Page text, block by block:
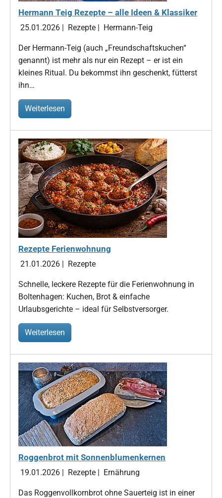
Hermann Teig Rezepte – alle Ideen & Klassiker
25.01.2026 | Rezepte | Hermann-Teig
Der Hermann-Teig (auch „Freundschaftskuchen“
genannt) ist mehr als nur ein Rezept – er ist ein
kleines Ritual. Du bekommst ihn geschenkt, fütterst
ihn…
Weiterlesen
Rezepte Ferienwohnung
21.01.2026 | Rezepte
Schnelle, leckere Rezepte für die Ferienwohnung in
Boltenhagen: Kuchen, Brot & einfache
Urlaubsgerichte – ideal für Selbstversorger.
Weiterlesen
Roggenbrot mit Sonnenblumenkernen
19.01.2026 | Rezepte | Ernährung
Das Roggenvollkornbrot ohne Sauerteig ist in einer